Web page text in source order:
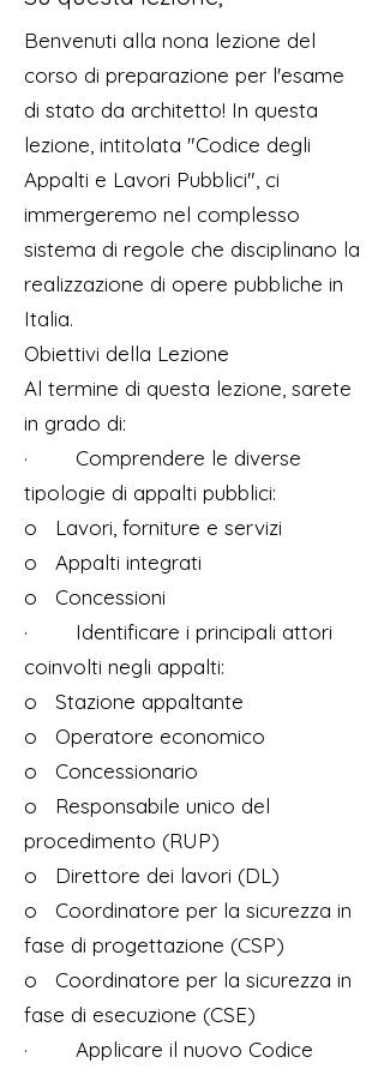
Benvenuti alla nona lezione del
corso di preparazione per l'esame
di stato da architetto! In questa
lezione, intitolata "Codice degli
Appalti e Lavori Pubblici", ci
immergeremo nel complesso
sistema di regole che disciplinano la
realizzazione di opere pubbliche in
Italia.
Obiettivi della Lezione
Al termine di questa lezione, sarete
in grado di:
· Comprendere le diverse
tipologie di appalti pubblici:
o Lavori, forniture e servizi
o Appalti integrati
o Concessioni
· Identificare i principali attori
coinvolti negli appalti:
o Stazione appaltante
o Operatore economico
o Concessionario
o Responsabile unico del
procedimento (RUP)
o Direttore dei lavori (DL)
o Coordinatore per la sicurezza in
fase di progettazione (CSP)
o Coordinatore per la sicurezza in
fase di esecuzione (CSE)
· Applicare il nuovo Codice